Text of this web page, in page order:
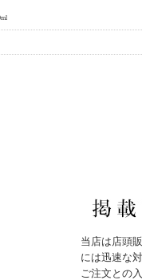
当店は店頭
には迅速な
ご注文との